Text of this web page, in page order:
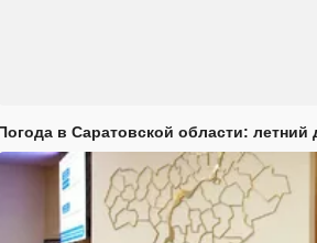
в Саратовской области: летний